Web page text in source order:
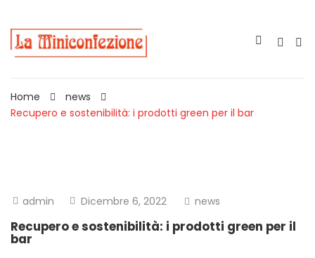
Home
news
Recupero e sostenibilità: i prodotti green per il bar
admin Dicembre 6, 2022 news
Recupero e sostenibilità: i prodotti green per il
bar